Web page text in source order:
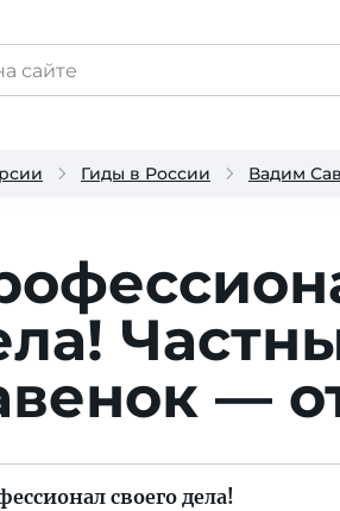
Гиды в России Вадим
—
своего дела!